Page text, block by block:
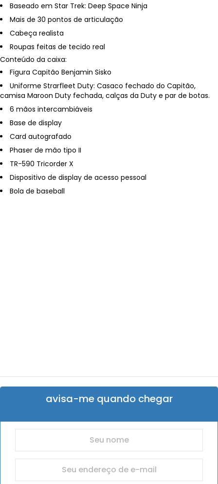
Baseado em Star Trek: Deep Space Ninja
Mais de 30 pontos de articulação
Cabeça realista
Roupas feitas de tecido real
Conteúdo da caixa:
Figura Capitão Benjamin Sisko
Uniforme Strarfleet Duty: Casaco fechado do Capitão,
camisa Maroon Duty fechada, calças da Duty e par de botas.
6 mãos intercambiáveis
Base de display
Card autografado
Phaser de mão tipo II
TR-590 Tricorder X
Dispositivo de display de acesso pessoal
Bola de baseball
avisa-me quando chegar